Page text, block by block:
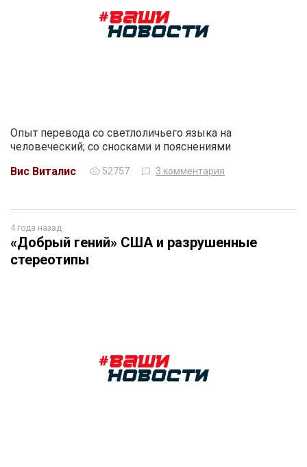
Опыт перевода со светлоличьего языка на
человеческий; со сносками и пояснениями
Вис Виталис
52757 3 комментария
4 года назад
«Добрый гений» США и разрушенные
стереотипы